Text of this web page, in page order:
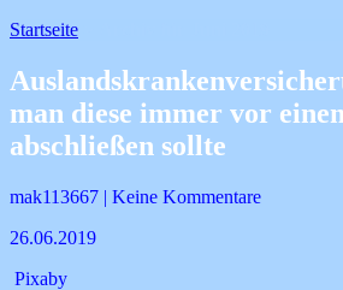
Startseite
man diese immer vor
abschließen sollte
mak113667 | Keine Kommentare
26.06.2019
Pixaby